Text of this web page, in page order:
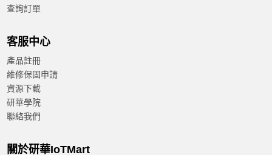
查詢訂單
客服中心
產品註冊
維修保固申請
資源下載
研華學院
聯絡我們
關於研華IoTMart